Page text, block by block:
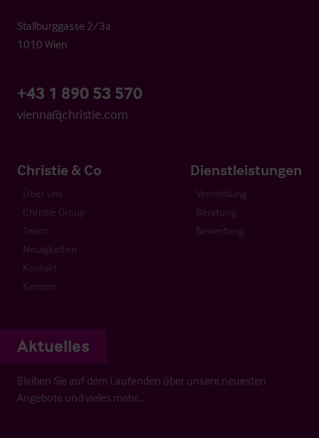
Stallburggasse 2/3a
1010 Wien
+43 1 890 53 570
vienna@christie.com
Christie & Co
Über uns
Christie Group
Team
Neuigkeiten
Kontakt
Karriere
Dienstleistungen
Vermittlung
Beratung
Bewertung
Aktuelles
Bleiben Sie auf dem Laufenden über unsere neuesten
Angebote und vieles mehr…